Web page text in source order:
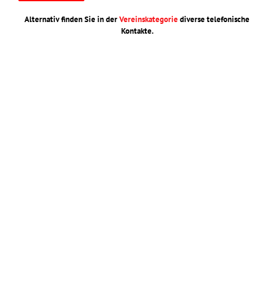
Alternativ finden Sie in derVereinskategoriediverse telefonische
Kontakte.